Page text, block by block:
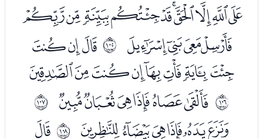
ﭖﭗﭘﭙﭚﭛﭜﭝﭞﭟ
ﭠﭡﭢﭣ ﱨ ﭥﭦﭧ
ﭨﭩﭪﭫﭬﭭﭮﭯ
ﱩ ﭱﭲﭳﭴﭵﭶ ﱪ
ﭸﭹﭺﭻﭼﭽ ﱫ ﭿ